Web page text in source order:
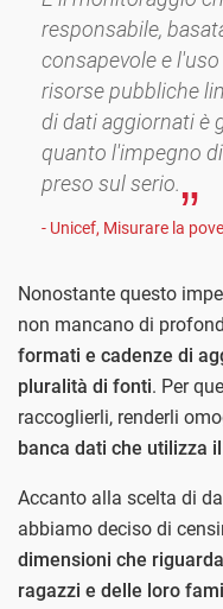
responsabile,
consapevole e
risorse pubbliche
di dati aggiornati è
quanto l'impegno
preso sul serio.
- Unicef, Misurare la
Nonostante questo
non mancano di
formati e cadenze di
pluralità di fonti. Per
raccoglierli, renderli
banca dati che utilizza
Accanto alla scelta di
abbiamo deciso di
dimensioni che
ragazzi e delle loro